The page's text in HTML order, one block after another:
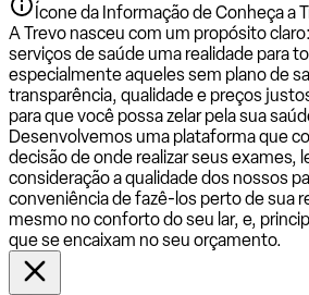
Ícone da Informação de Conheça a
A Trevo nasceu com um propósito
serviços de saúde uma realidade para
especialmente aqueles sem plano de
transparência, qualidade e preços
para que você possa zelar pela sua
Desenvolvemos uma plataforma que
decisão de onde realizar seus exames,
consideração a qualidade dos nossos
conveniência de fazê-los perto de sua
mesmo no conforto do seu lar, e,
que se encaixam no seu orçamento.